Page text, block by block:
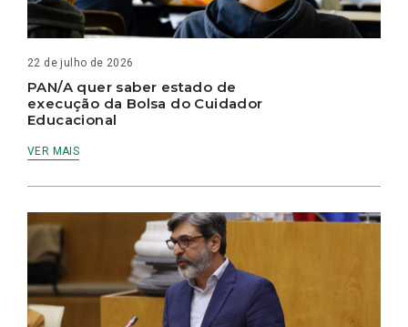
22 de julho de 2026
PAN/A quer saber estado de
execução da Bolsa do Cuidador
Educacional
VER MAIS